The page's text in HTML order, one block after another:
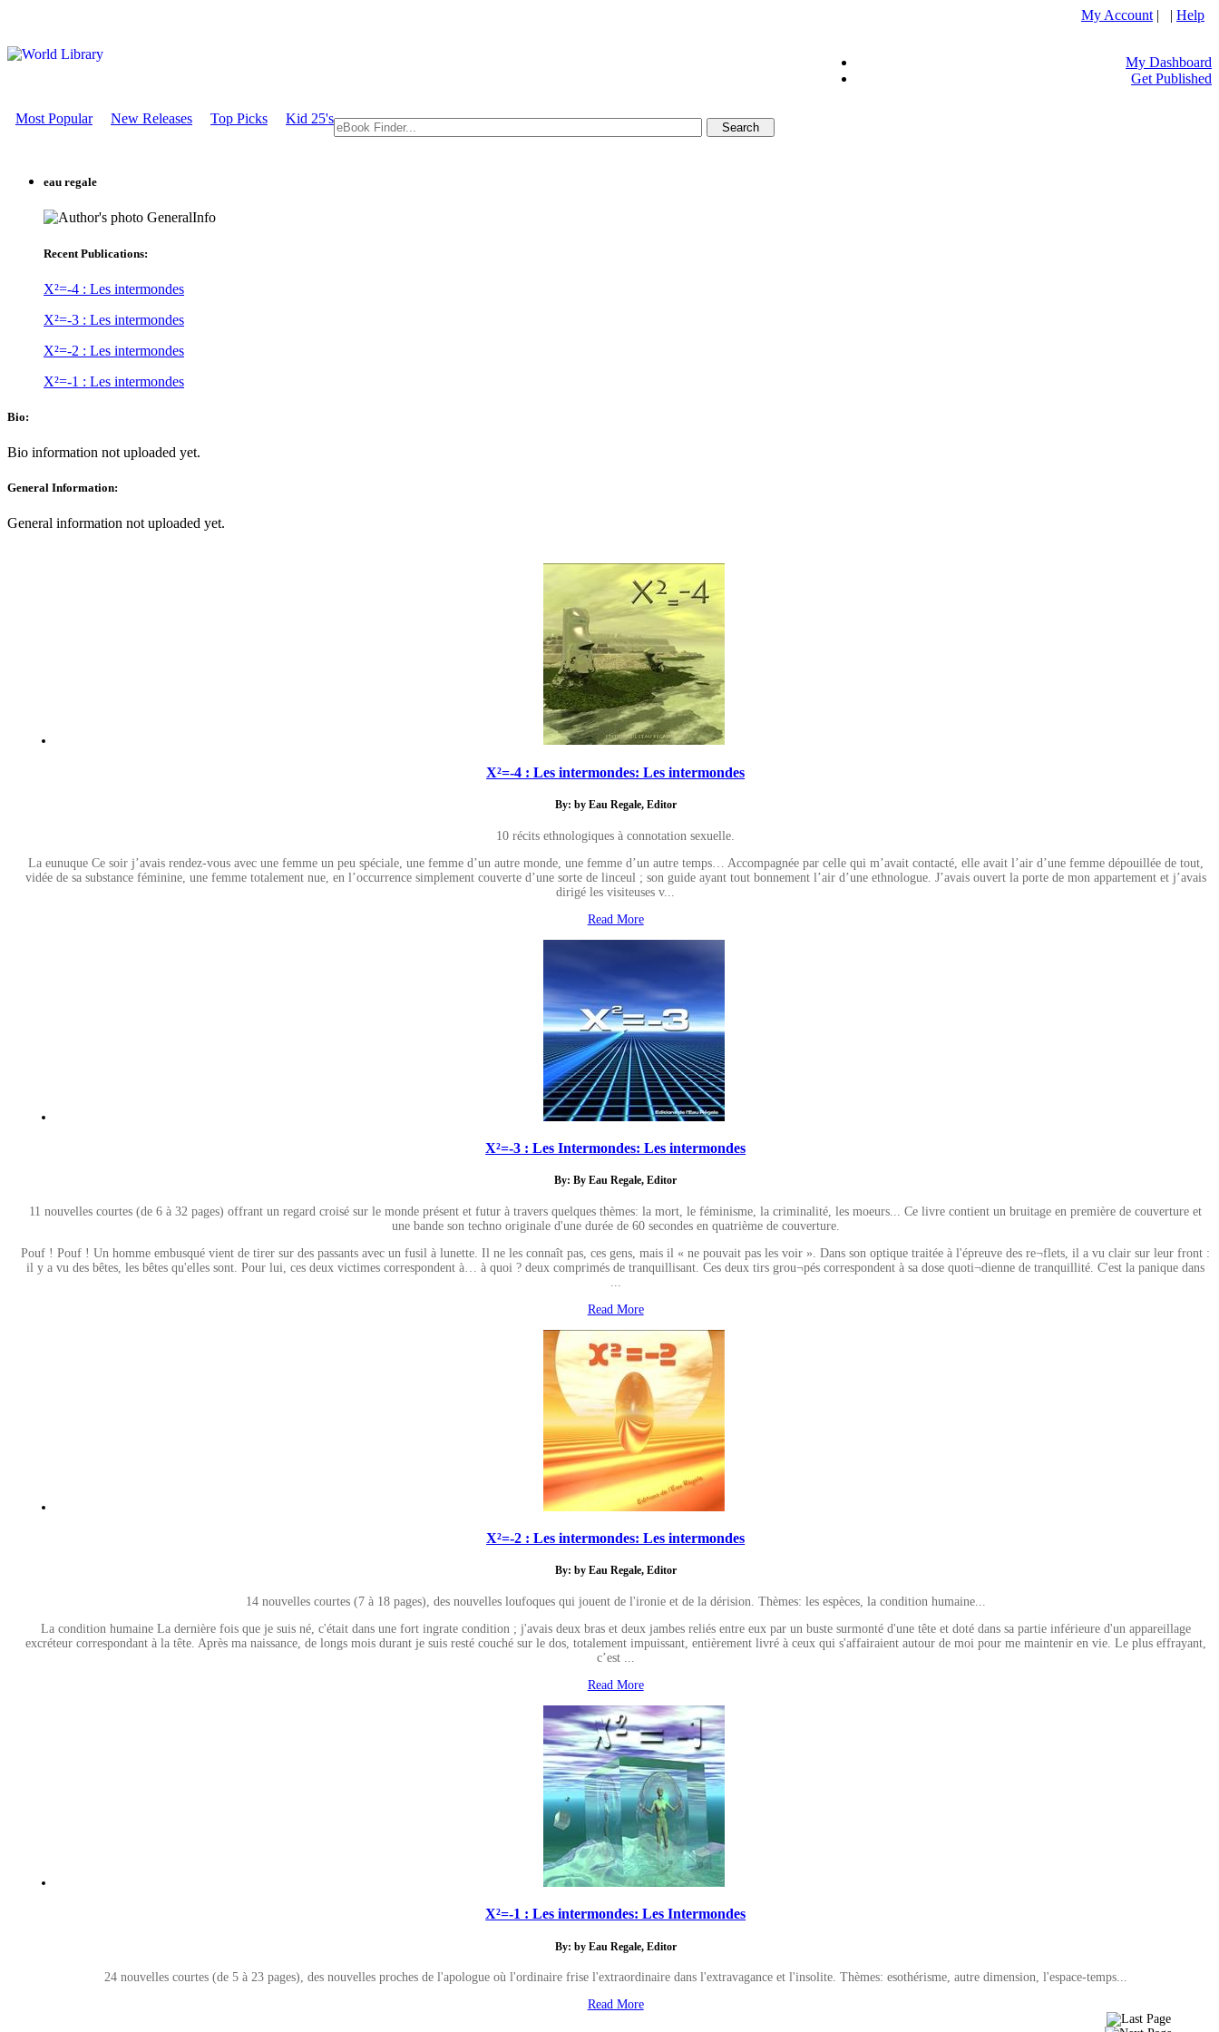
My Account | | Help
My Dashboard
Get Published
Most Popular New Releases Top Picks Kid 25's
eau regale
GeneralInfo
Recent Publications:
X²=-4 : Les intermondes
X²=-3 : Les intermondes
X²=-2 : Les intermondes
X²=-1 : Les intermondes
Bio:
Bio information not uploaded yet.
General Information:
General information not uploaded yet.
X²=-4 : Les intermondes: Les intermondes
By: by Eau Regale, Editor
10 récits ethnologiques à connotation sexuelle.
La eunuque Ce soir j’avais rendez-vous avec une femme un peu spéciale, une femme d’un autre monde, une femme d’un autre temps… Accompagnée par celle qui m’avait contacté, elle avait l’air d’une femme dépouillée de tout,
vidée de sa substance féminine, une femme totalement nue, en l’occurrence simplement couverte d’une sorte de linceul ; son guide ayant tout bonnement l’air d’une ethnologue. J’avais ouvert la porte de mon appartement et j’avais
dirigé les visiteuses v...
Read More
X²=-3 : Les Intermondes: Les intermondes
By: By Eau Regale, Editor
11 nouvelles courtes (de 6 à 32 pages) offrant un regard croisé sur le monde présent et futur à travers quelques thèmes: la mort, le féminisme, la criminalité, les moeurs... Ce livre contient un bruitage en première de couverture et
une bande son techno originale d'une durée de 60 secondes en quatrième de couverture.
Pouf ! Pouf ! Un homme embusqué vient de tirer sur des passants avec un fusil à lunette. Il ne les connaît pas, ces gens, mais il « ne pouvait pas les voir ». Dans son optique traitée à l'épreuve des re¬flets, il a vu clair sur leur front :
il y a vu des bêtes, les bêtes qu'elles sont. Pour lui, ces deux victimes correspondent à… à quoi ? deux comprimés de tranquillisant. Ces deux tirs grou¬pés correspondent à sa dose quoti¬dienne de tranquillité. C'est la panique dans
Read More
X²=-2 : Les intermondes: Les intermondes
By: by Eau Regale, Editor
14 nouvelles courtes (7 à 18 pages), des nouvelles loufoques qui jouent de l'ironie et de la dérision. Thèmes: les espèces, la condition humaine...
La condition humaine La dernière fois que je suis né, c'était dans une fort ingrate condition ; j'avais deux bras et deux jambes reliés entre eux par un buste surmonté d'une tête et doté dans sa partie inférieure d'un appareillage
excréteur correspondant à la tête. Après ma naissance, de longs mois durant je suis resté couché sur le dos, totalement impuissant, entièrement livré à ceux qui s'affairaient autour de moi pour me maintenir en vie. Le plus effrayant,
c’est ...
Read More
X²=-1 : Les intermondes: Les Intermondes
By: by Eau Regale, Editor
24 nouvelles courtes (de 5 à 23 pages), des nouvelles proches de l'apologue où l'ordinaire frise l'extraordinaire dans l'extravagance et l'insolite. Thèmes: esothérisme, autre dimension, l'espace-temps...
Read More